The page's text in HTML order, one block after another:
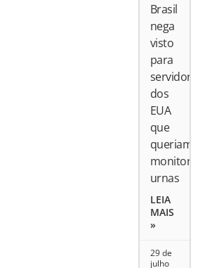
Brasil
nega
visto
para
servidores
dos
EUA
que
queriam
monitorar
urnas
LEIA
MAIS
»
29 de
julho